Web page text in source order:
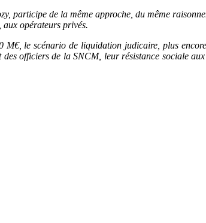
participe de la même approche, du même
opérateurs privés.
le scénario de liquidation judicaire, plus
officiers de la SNCM, leur résistance sociale